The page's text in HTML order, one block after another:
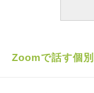
グを受けよう』と
きとともに、ショ
思います。 彼の事
した。 特にスカー
せん。 私がもっと
ずに済んだかもし
Zoomで話す個